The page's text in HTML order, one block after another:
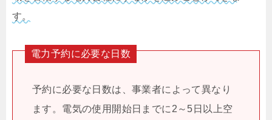
す。
電力予約に必要な日数
予約に必要な日数は、事業者によって異なり
ます。電気の使用開始日までに2～5日以上空